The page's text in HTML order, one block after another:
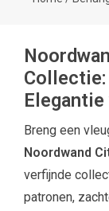
Breng een
Noordwand
verfijnde
patronen,